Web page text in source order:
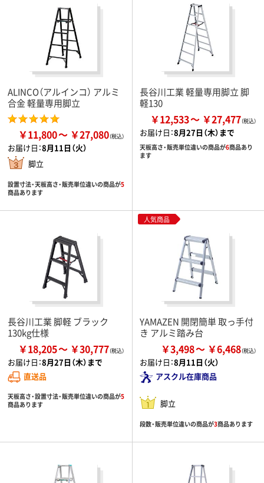
ALINCO（アルインコ） アルミ
合金 軽量専用脚立
￥11,800 ￥27,080
お届け日：8月11日（火）
脚立
設置寸法・天板高さ・販売単位違いの商品が5
商品あります
長谷川工業 軽量専用脚立 脚
軽130
￥12,533 ￥27,477
お届け日：8月27日（木）まで
天板高さ・販売単位違いの商品が6商品あり
ます
長谷川工業 脚軽 ブラック
130kg仕様
￥18,205 ￥30,777
お届け日：8月27日（木）まで
直送品
天板高さ・設置寸法・販売単位違いの商品が5
商品あります
人気商品
YAMAZEN 開閉簡単 取っ手付
き アルミ踏み台
￥3,498 ￥6,468
お届け日：8月11日（火）
アスクル在庫商品
脚立
段数・販売単位違いの商品が3商品あります